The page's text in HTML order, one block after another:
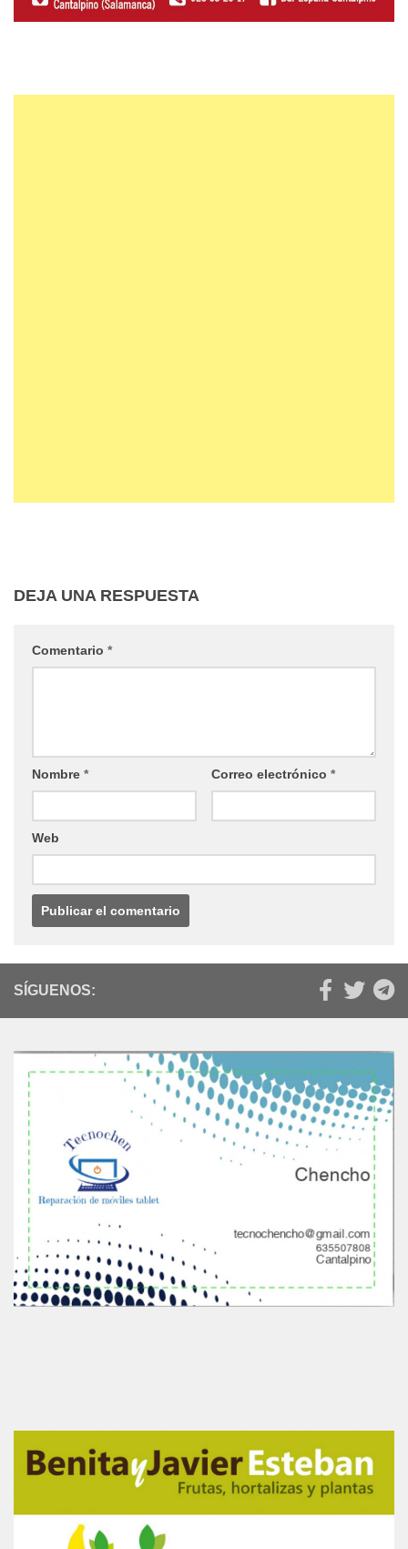
DEJA UNA RESPUESTA
Comentario *
Nombre * Correo electrónico *
Web
SÍGUENOS: